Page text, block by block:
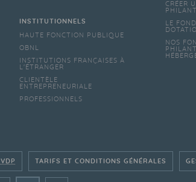
INSTITUTIONNELS
HAUTE FONCTION PUBLIQUE
OBNL
INSTITUTIONS FRANÇAISES À
L'ÉTRANGER
CLIENTÈLE
ENTREPRENEURIALE
PROFESSIONNELS
CRÉER
LE
NOS
VDP TARIFS ET CONDITIONS GÉNÉRALES